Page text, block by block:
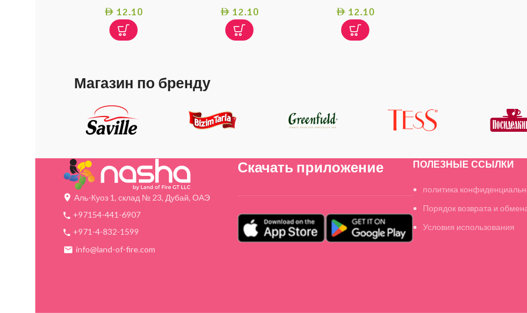
г
AED 12.10 AED 12.10 AED 12.10
Магазин по бренду
Аль-Куоз 1, склад № 23, Дубай, ОАЭ
+97154-441-6907
+971-4-832-1599
info@land-of-fire.com
Скачать приложение ПОЛЕЗНЫЕ ССЫЛКИ
политика
Порядок возврата и
Условия использования